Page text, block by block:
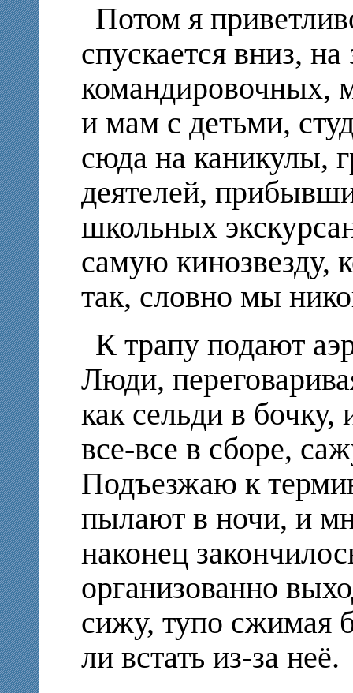
Потом я
спускается вниз,
командировочных,
и мам с детьми,
сюда на каникулы,
деятелей,
школьных
самую кинозвезду,
так, словно мы
К трапу подают
Люди,
как сельди в
все-все в сборе,
Подъезжаю к
пылают в ночи, и
наконец
организованно
сижу, тупо сжимая
ли встать из-за неё.